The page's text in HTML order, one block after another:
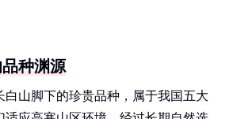
种渊源
白山脚下的珍贵品种，属于我国五大